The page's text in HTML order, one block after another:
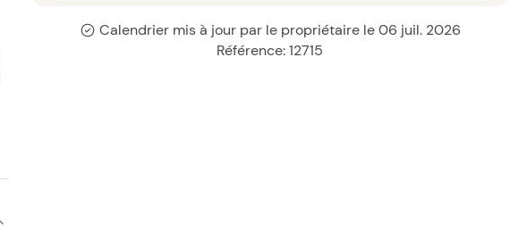
Calendrier mis à jour par le propriétaire le 06 juil. 2026
Référence: 12715